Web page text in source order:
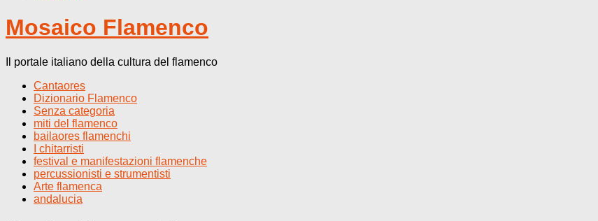
Mosaico Flamenco
Il portale italiano della cultura del flamenco
Cantaores
Dizionario Flamenco
Senza categoria
miti del flamenco
bailaores flamenchi
I chitarristi
festival e manifestazioni flamenche
percussionisti e strumentisti
Arte flamenca
andalucia